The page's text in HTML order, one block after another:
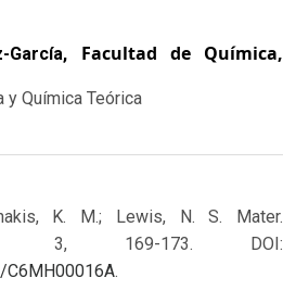
García, Facultad de Química,
y Química Teórica
K. M.; Lewis, N. S. Mater.
3, 169-173. DOI:
.